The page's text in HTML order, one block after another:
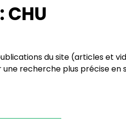
CHU
du site (articles et
recherche plus précise